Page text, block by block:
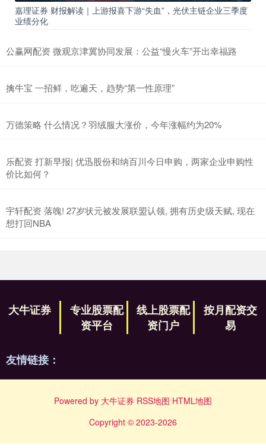
嘉理证券 财报解读｜上游报喜下游“失血”，光伏主链企业三季度
业绩分化
公赢网配资 微观京津冀协同发展：公益“慢火车”开出幸福路
擒牛宝 一招鲜，吃遍天，趋势“第一性原理”
万德策略 什么情况？羽绒服大涨价，今年涨幅约为20%
乐配资 打新早报| 优迅股份和纳百川今日申购，两家企业申购性
价比如何？
宇轩配资 落魄! 27岁状元被发展联盟认领, 拥有历史级天赋, 现在
想打回NBA
大牛证券
专业股票配
资平台
线上股票配
资门户
按月配资交
易
友情链接：
Powered by 大牛证券 RSS地图 HTML地图
Copyright © 2023-2026